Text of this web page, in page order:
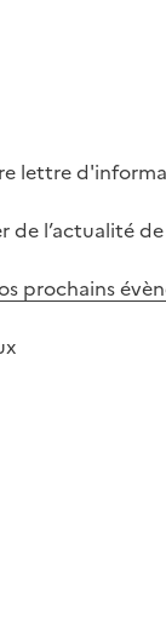
lettre
de l’actualité
prochains